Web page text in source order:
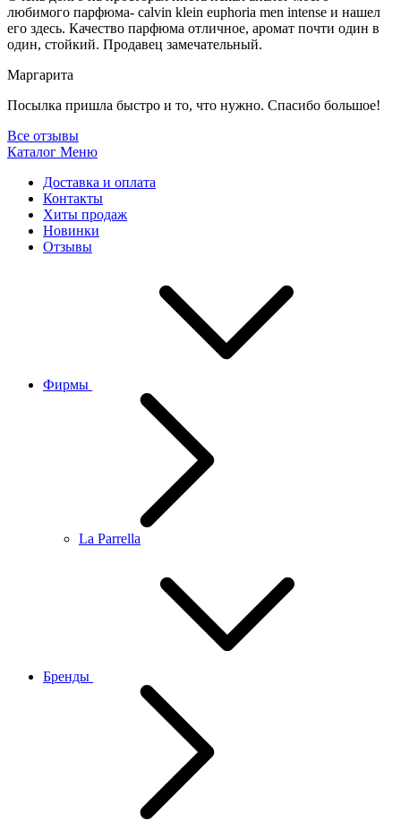
любимого парфюма- calvin klein euphoria men intense и нашел
его здесь. Качество парфюма отличное, аромат почти один в
один, стойкий. Продавец замечательный.
Маргарита
Посылка пришла быстро и то, что нужно. Спасибо большое!
Все отзывы
Каталог Меню
Доставка и оплата
Контакты
Хиты продаж
Новинки
Отзывы
Фирмы
La Parrella
Бренды